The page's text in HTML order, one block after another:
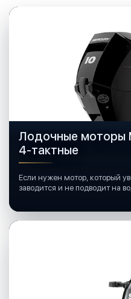
Лодочные моторы
4-тактные
Если нужен мотор, который
заводится и не подводит на